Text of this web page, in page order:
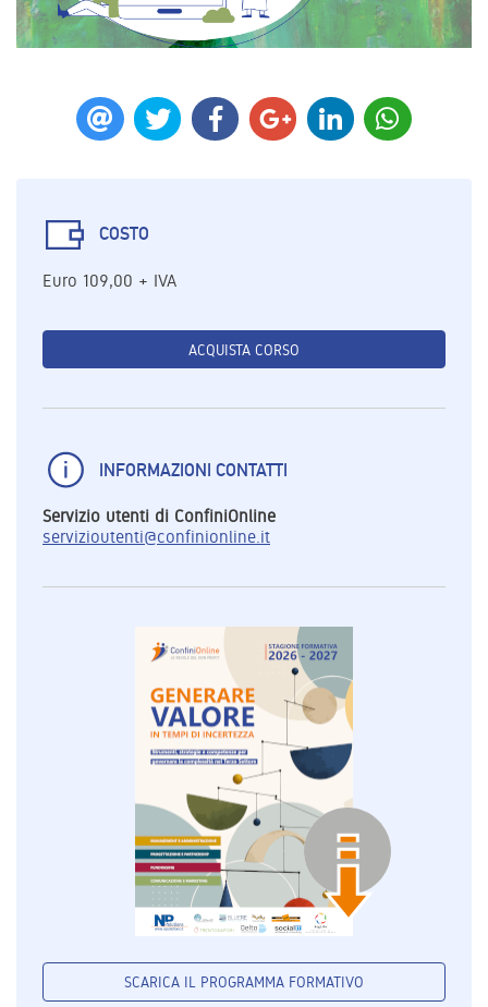
COSTO
Euro 109,00 + IVA
ACQUISTA CORSO
INFORMAZIONI CONTATTI
Servizio utenti di ConfiniOnline
servizioutenti@confinionline.it
SCARICA IL PROGRAMMA FORMATIVO